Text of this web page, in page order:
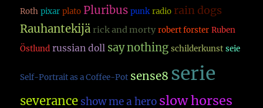
Roth pixar plato Pluribus punk radio rain dogs
Rauhantekijä rick and morty robert forster Ruben
Östlund russian doll say nothing schilderkunst seie
Self-Portrait as a Coffee-Pot sense8 serie
severance show me a hero slow horses